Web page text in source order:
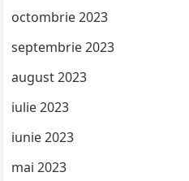
octombrie 2023
septembrie 2023
august 2023
iulie 2023
iunie 2023
mai 2023